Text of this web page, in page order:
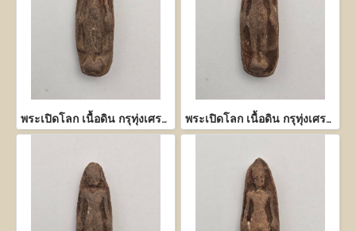
พระเปิดโลก เนื้อดิน กรุทุ่งเศรษฐี กำแพงเพชร พระเปิดโลก เนื้อดิน กรุทุ่งเศรษฐี กำแพงเพชร